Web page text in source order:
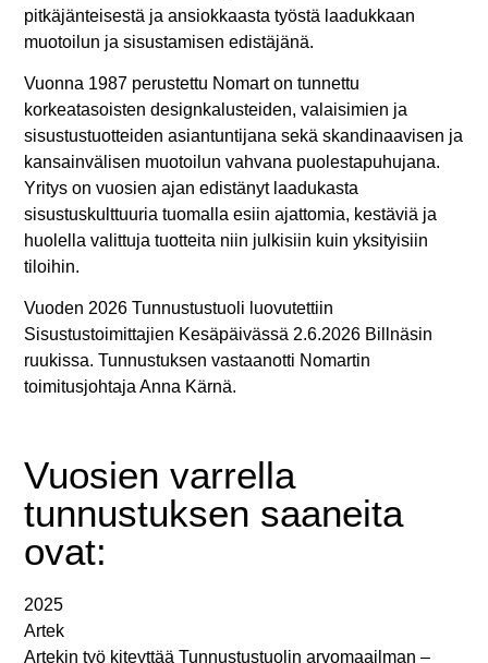
pitkäjänteisestä ja ansiokkaasta työstä laadukkaan
muotoilun ja sisustamisen edistäjänä.
Vuonna 1987 perustettu Nomart on tunnettu
korkeatasoisten designkalusteiden, valaisimien ja
sisustustuotteiden asiantuntijana sekä skandinaavisen ja
kansainvälisen muotoilun vahvana puolestapuhujana.
Yritys on vuosien ajan edistänyt laadukasta
sisustuskulttuuria tuomalla esiin ajattomia, kestäviä ja
huolella valittuja tuotteita niin julkisiin kuin yksityisiin
tiloihin.
Vuoden 2026 Tunnustustuoli luovutettiin
Sisustustoimittajien Kesäpäivässä 2.6.2026 Billnäsin
ruukissa. Tunnustuksen vastaanotti Nomartin
toimitusjohtaja Anna Kärnä.
Vuosien varrella
tunnustuksen saaneita
ovat:
2025
Artek
Artekin työ kiteyttää Tunnustustuolin arvomaailman –